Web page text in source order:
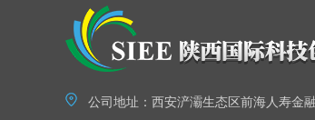
公司地址：西安浐灞生态区前海人寿金